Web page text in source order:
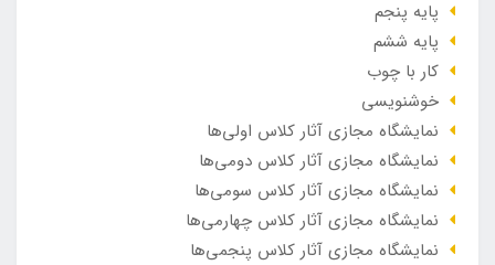
پایه پنجم
پایه ششم
کار با چوب
خوشنویسی
نمایشگاه مجازی آثار کلاس اولی‌ها
نمایشگاه مجازی آثار کلاس دومی‌ها
نمایشگاه مجازی آثار کلاس سومی‌ها
نمایشگاه مجازی آثار کلاس چهارمی‌ها
نمایشگاه مجازی آثار کلاس پنجمی‌ها